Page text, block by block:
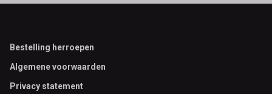
Footer
Bestelling herroepen
Algemene voorwaarden
Privacy statement